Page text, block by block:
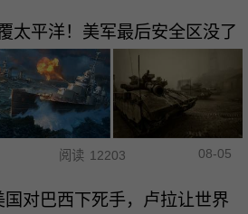
太平洋！美军最后安全区没了
阅读 12203 08-05
国对巴西下死手，卢拉让世界